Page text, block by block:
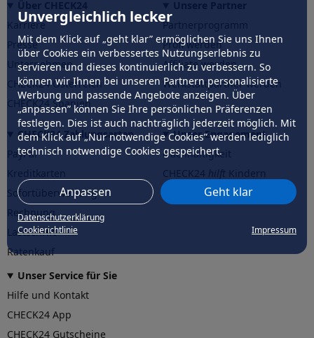
Unvergleichlich lecker
Mit dem Klick auf „geht klar” ermöglichen Sie uns Ihnen
über Cookies ein verbessertes Nutzungserlebnis zu
servieren und dieses kontinuierlich zu verbessern. So
können wir Ihnen bei unseren Partnern personalisierte
Werbung und passende Angebote anzeigen. Über
„anpassen” können Sie Ihre persönlichen Präferenzen
festlegen. Dies ist auch nachträglich jederzeit möglich. Mit
dem Klick auf „Nur notwendige Cookies” werden lediglich
technisch notwendige Cookies gespeichert.
Anpassen Geht klar
Datenschutzerklärung
Cookierichtlinie
Impressum
Karriere
Presse
Unternehmen
CHECK24 Österreich
CHECK24 Spanien
Partnerprogramm
Profi werden
Affiliate werden
Werkstattpartner werden
CHECK24 Zahlungsarten
PayPal
Sofortüberweisung
Rechnung
Lastschrift
Ratenkauf
Unser Engagement
Nachhaltigkeit
CHECK24hilftder Natur
Unser Service für Sie
Hilfe und Kontakt
CHECK24 App
CHECK24 Gutscheine